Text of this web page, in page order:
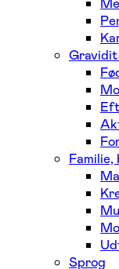
Familie,
Sprog